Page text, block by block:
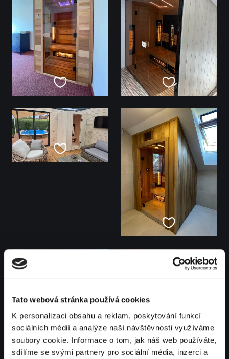
Tato webová stránka používá cookies
K personalizaci obsahu a reklam, poskytování funkcí
sociálních médií a analýze naší návštěvnosti využíváme
soubory cookie. Informace o tom, jak náš web používáte,
sdílíme se svými partnery pro sociální média, inzerci a